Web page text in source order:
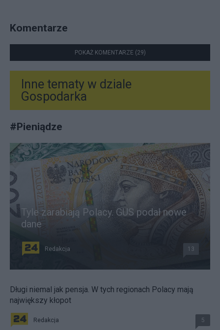
Komentarze
POKAŻ KOMENTARZE (29)
Inne tematy w dziale
Gospodarka
#Pieniądze
Tyle zarabiają Polacy. GUS podał nowe
dane
Redakcja 13
Długi niemal jak pensja. W tych regionach Polacy mają
największy kłopot
Redakcja 5